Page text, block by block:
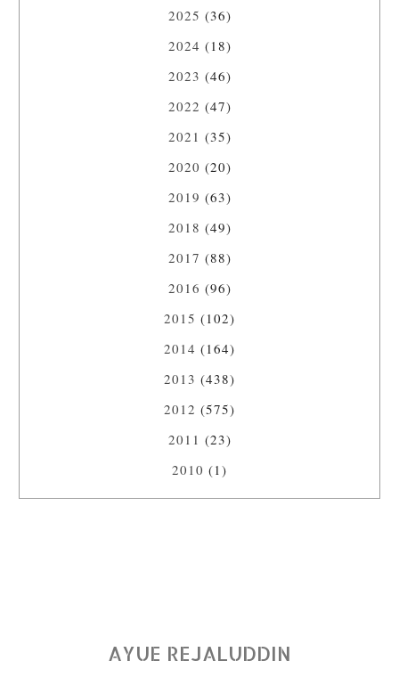
2025 (36)
2024 (18)
2023 (46)
2022 (47)
2021 (35)
2020 (20)
2019 (63)
2018 (49)
2017 (88)
2016 (96)
2015 (102)
2014 (164)
2013 (438)
2012 (575)
2011 (23)
2010 (1)
AYUE REJALUDDIN